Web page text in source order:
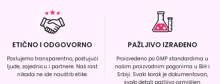
ETIČNO I ODGOVORNO
Poslujemo transparentno, poštujući
ljude, zajednicu i partnere. Naš rast
nikada ne ide nauštrb etike.
PAŽLJIVO IZRAĐENO
Proizvedeno po GMP standardima u
našim proizvodnim pogonima u BiH i
Srbiji. Svaki korak je dokumentovan,
svaki detalj pažljivo osmišljen.